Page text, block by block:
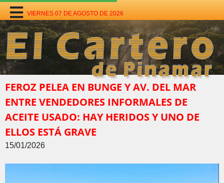
VIERNES 07 DE AGOSTO DE 2026
FEROZ PELEA EN BUNGE Y AV. DEL MAR
ENTRE VENDEDORES INFORMALES DE
ACEITE USADO: HAY HERIDOS Y UNO DE
ELLOS ESTÁ GRAVE
15/01/2026